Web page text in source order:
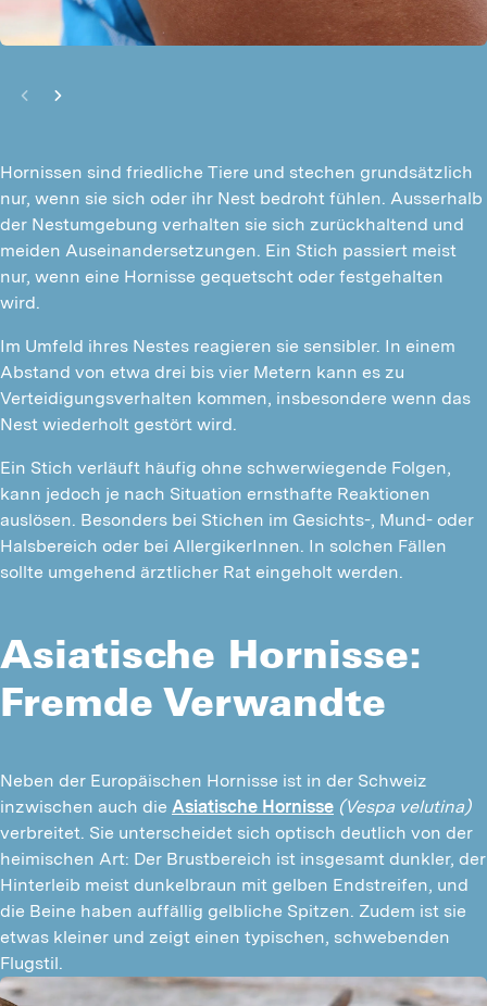
Hornissen sind friedliche Tiere und stechen grundsätzlich
nur, wenn sie sich oder ihr Nest bedroht fühlen. Ausserhalb
der Nestumgebung verhalten sie sich zurückhaltend und
meiden Auseinandersetzungen. Ein Stich passiert meist
nur, wenn eine Hornisse gequetscht oder festgehalten
wird.
Im Umfeld ihres Nestes reagieren sie sensibler. In einem
Abstand von etwa drei bis vier Metern kann es zu
Verteidigungsverhalten kommen, insbesondere wenn das
Nest wiederholt gestört wird.
Ein Stich verläuft häufig ohne schwerwiegende Folgen,
kann jedoch je nach Situation ernsthafte Reaktionen
auslösen. Besonders bei Stichen im Gesichts-, Mund- oder
Halsbereich oder bei AllergikerInnen. In solchen Fällen
sollte umgehend ärztlicher Rat eingeholt werden.
Asiatische Hornisse:
Fremde Verwandte
Neben der Europäischen Hornisse ist in der Schweiz
inzwischen auch die Asiatische Hornisse (Vespa velutina)
verbreitet. Sie unterscheidet sich optisch deutlich von der
heimischen Art: Der Brustbereich ist insgesamt dunkler, der
Hinterleib meist dunkelbraun mit gelben Endstreifen, und
die Beine haben auffällig gelbliche Spitzen. Zudem ist sie
etwas kleiner und zeigt einen typischen, schwebenden
Flugstil.